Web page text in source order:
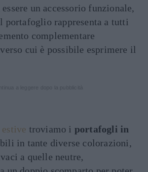
un accessorio funzionale,
portafoglio rappresenta a tutti
complementare
cui è possibile esprimere il
estive troviamo i portafogli in
in tante diverse colorazioni,
a quelle neutre,